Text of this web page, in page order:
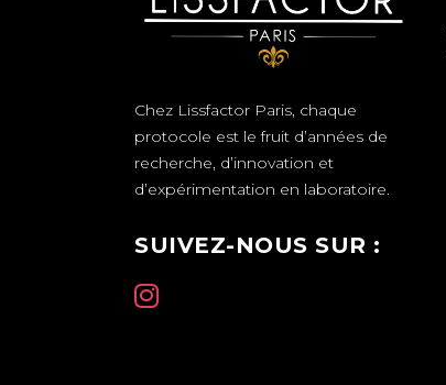
Chez Lissfactor Paris, chaque
protocole est le fruit d’années de
recherche, d’innovation et
d’expérimentation en laboratoire.
SUIVEZ-NOUS SUR :